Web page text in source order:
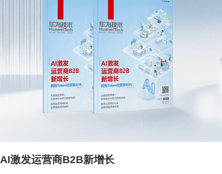
AI激发运营商B2B新增长